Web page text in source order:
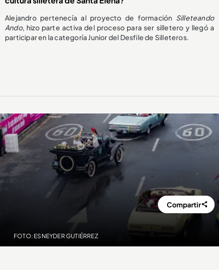
Alejandro pertenecía al proyecto de formación Silleteando
Ando, hizo parte activa del proceso para ser silletero y llegó a
participar en la categoría Junior del Desfile de Silleteros.
FOTO: ESNEYDER GUTIÉRREZ
Compartir